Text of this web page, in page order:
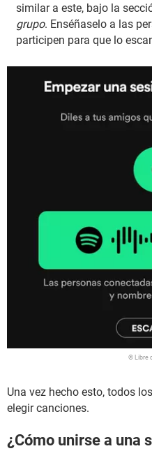
similar a este, bajo la
grupo. Enséñaselo a las
participen para que lo
© Libre
Una vez hecho esto, todos
elegir canciones.
¿Cómo unirse a una